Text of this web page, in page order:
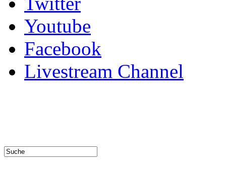
Youtube
Facebook
Livestream Channel